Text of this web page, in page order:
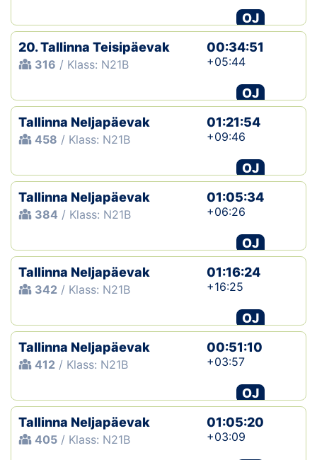
OJ
20. Tallinna Teisipäevak
316 / Klass: N21B
00:34:51
+05:44
OJ
Tallinna Neljapäevak
458 / Klass: N21B
01:21:54
+09:46
OJ
Tallinna Neljapäevak
384 / Klass: N21B
01:05:34
+06:26
OJ
Tallinna Neljapäevak
342 / Klass: N21B
01:16:24
+16:25
OJ
Tallinna Neljapäevak
412 / Klass: N21B
00:51:10
+03:57
OJ
Tallinna Neljapäevak
405 / Klass: N21B
01:05:20
+03:09